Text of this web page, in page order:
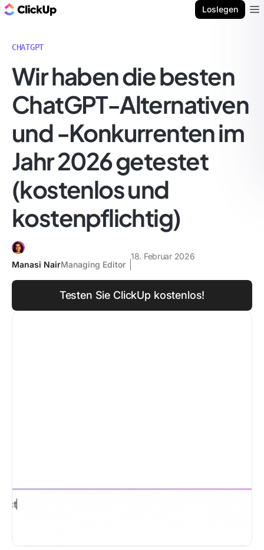
Loslegen
CHATGPT
Wir haben die besten
ChatGPT-Alternativen
und -Konkurrenten im
Jahr 2026 getestet
(kostenlos und
kostenpflichtig)
Manasi NairManaging Editor
18. Februar 2026
Testen Sie ClickUp kostenlos!